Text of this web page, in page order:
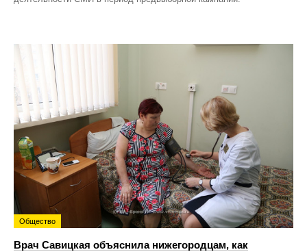
Общество
Врач Савицкая объяснила нижегородцам, как